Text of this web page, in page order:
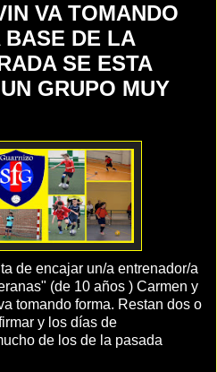
VA TOMANDO
DE LA
SE ESTA
GRUPO MUY
de encajar un/a entrenador/a
(de 10 años ) Carmen y
tomando forma. Restan dos o
y los días de
de los de la pasada